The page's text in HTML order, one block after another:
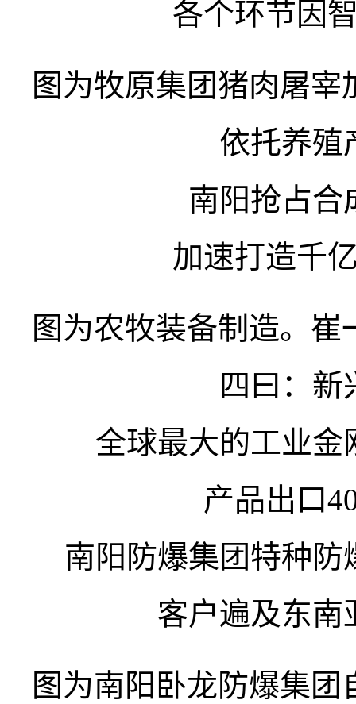
各个环节因
图为牧原集团猪肉屠
依托养殖
南阳抢占合
加速打造千
图为农牧装备制造。
四曰：新
全球最大的工业
产品出口
南阳防爆集团特种
客户遍及东南
图为南阳卧龙防爆集